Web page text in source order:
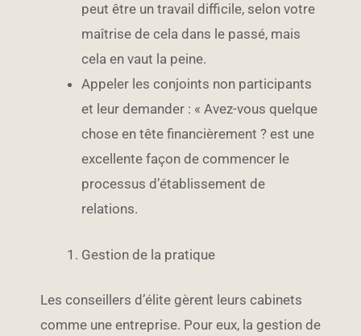
peut être un travail difficile, selon votre
maîtrise de cela dans le passé, mais
cela en vaut la peine.
Appeler les conjoints non participants
et leur demander : « Avez-vous quelque
chose en tête financièrement ? est une
excellente façon de commencer le
processus d’établissement de
relations.
Gestion de la pratique
Les conseillers d’élite gèrent leurs cabinets
comme une entreprise. Pour eux, la gestion de